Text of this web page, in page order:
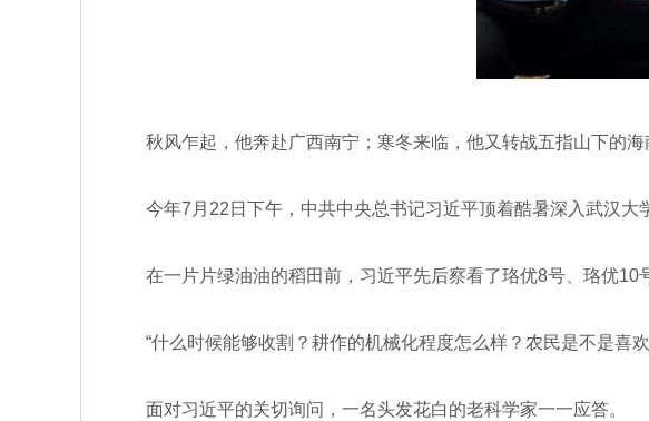
秋风乍起，他奔赴广西南宁；寒冬来临，他又转战五指山下的海
今年7月22日下午，中共中央总书记习近平顶着酷暑深入武汉大
在一片片绿油油的稻田前，习近平先后察看了珞优8号、珞优10
“什么时候能够收割？耕作的机械化程度怎么样？农民是不是喜
面对习近平的关切询问，一名头发花白的老科学家一一应答。